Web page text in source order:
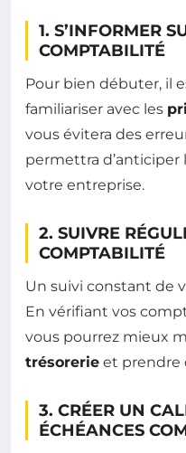
1. S’INFORMER
COMPTABILITÉ
Pour bien débuter, il
familiariser avec les
vous évitera des
permettra d’anticiper
votre entreprise.
2. SUIVRE
COMPTABILITÉ
Un suivi constant de
En vérifiant vos
vous pourrez mieux
trésorerie et prendre
3. CRÉER UN
ÉCHÉANCES